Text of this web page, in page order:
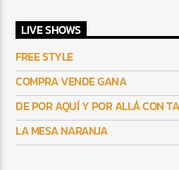
LIVE SHOWS
FREE STYLE
COMPRA VENDE GANA
DE POR AQUÍ Y POR ALLÁ CON
LA MESA NARANJA